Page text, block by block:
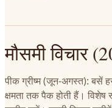
मौसमी विचार
पीक ग्रीष्म (जून-अगस्त): बसें
क्षमता तक पैक होती हैं।